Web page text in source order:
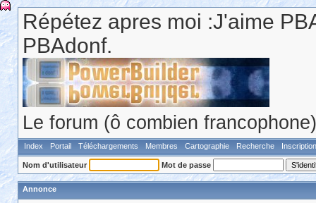
Répétez apres moi :J'aime
PBAdonf.
Le forum (ô combien
Index Portail Téléchargements Membres Cartographie Recherche Inscription
Nom d'utilisateur Mot de passe
Annonce